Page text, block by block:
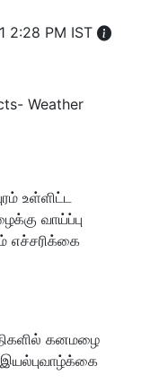
2:28 PM IST
உள்ளிட்ட
வாய்ப்பு
எச்சரிக்கை
கனமழை